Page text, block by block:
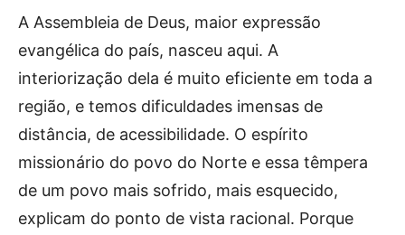
A Assembleia de Deus, maior expressão
evangélica do país, nasceu aqui. A
interiorização dela é muito eficiente em toda a
região, e temos dificuldades imensas de
distância, de acessibilidade. O espírito
missionário do povo do Norte e essa têmpera
de um povo mais sofrido, mais esquecido,
explicam do ponto de vista racional. Porque